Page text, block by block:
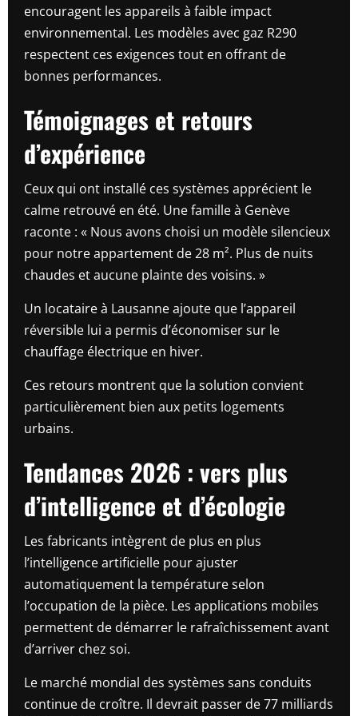
encouragent les appareils à faible impact
environnemental. Les modèles avec gaz R290
respectent ces exigences tout en offrant de
bonnes performances.
Témoignages et retours
d’expérience
Ceux qui ont installé ces systèmes apprécient le
calme retrouvé en été. Une famille à Genève
raconte : « Nous avons choisi un modèle silencieux
pour notre appartement de 28 m². Plus de nuits
chaudes et aucune plainte des voisins. »
Un locataire à Lausanne ajoute que l’appareil
réversible lui a permis d’économiser sur le
chauffage électrique en hiver.
Ces retours montrent que la solution convient
particulièrement bien aux petits logements
urbains.
Tendances 2026 : vers plus
d’intelligence et d’écologie
Les fabricants intègrent de plus en plus
l’intelligence artificielle pour ajuster
automatiquement la température selon
l’occupation de la pièce. Les applications mobiles
permettent de démarrer le rafraîchissement avant
d’arriver chez soi.
Le marché mondial des systèmes sans conduits
continue de croître. Il devrait passer de 77 milliards